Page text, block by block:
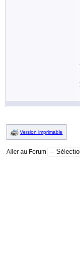
Version imprimable
Aller au Forum